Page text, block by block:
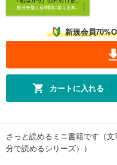
新規会員
カートに入れる
さっと読めるミニ書籍です（
分で読めるシリーズ））